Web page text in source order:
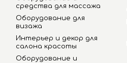
средства для массажа
Оборудование для
визажа
Интерьер и декор для
салона красоты
Оборудование и